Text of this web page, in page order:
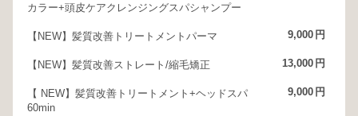
カラー+頭皮ケアクレンジングスパシャンプー
【NEW】髪質改善トリートメントパーマ 9,000 円
【NEW】髪質改善ストレート/縮毛矯正 13,000 円
【 NEW】髪質改善トリートメント+ヘッドスパ
60min
9,000 円